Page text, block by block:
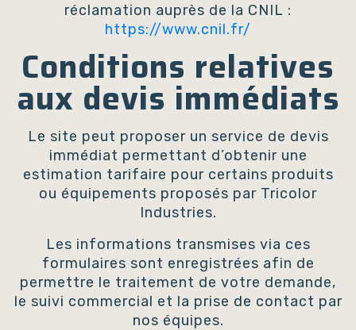
réclamation auprès de la CNIL :
https://www.cnil.fr/
Conditions relatives
aux devis immédiats
Le site peut proposer un service de devis
immédiat permettant d’obtenir une
estimation tarifaire pour certains produits
ou équipements proposés par Tricolor
Industries.
Les informations transmises via ces
formulaires sont enregistrées afin de
permettre le traitement de votre demande,
le suivi commercial et la prise de contact par
nos équipes.